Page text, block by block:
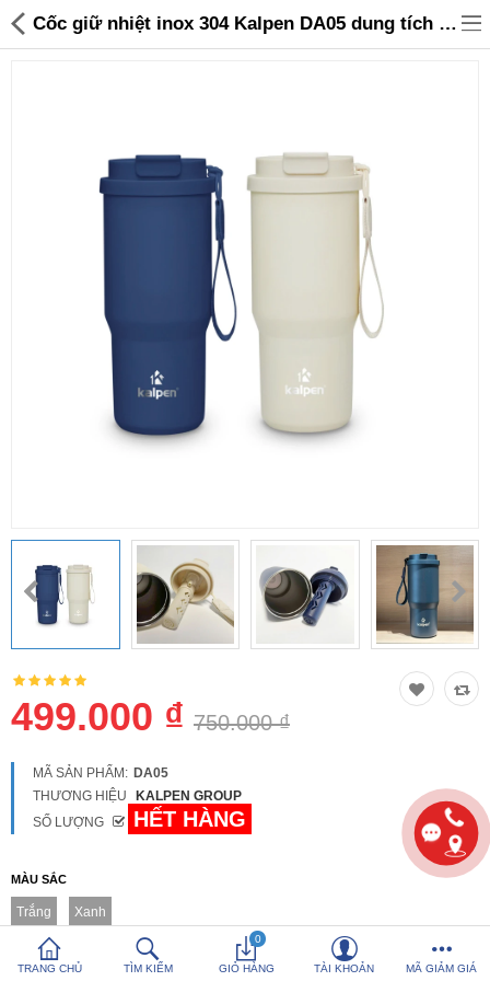
Đồ gia dụng & Nhà cửa
Đồ chơi trẻ em
Sản phẩm khác
So sánh Yêu thích (0)
Hotline: 0816 505 655
Tải App SanHangRe nhận Quà
TRANG CHỦ TÌM KIẾM
0
GIỎ HÀNG TÀI KHOẢN MÃ GIẢM GIÁ
Cốc giữ nhiệt inox 304 Kalpen DA05 dung tích 750ml chuẩn Châu Âu - 499,000 | Sanhangre
499.000 ₫ 750.000 ₫
MÃ SẢN PHẨM: DA05
THƯƠNG HIỆU
KALPEN GROUP
SỐ LƯỢNG
HẾT HÀNG
MÀU SẮC
Trắng Xanh